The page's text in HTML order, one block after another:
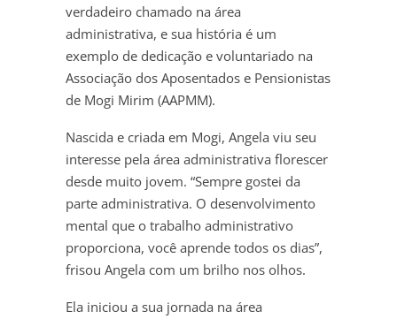
verdadeiro chamado na área
administrativa, e sua história é um
exemplo de dedicação e voluntariado na
Associação dos Aposentados e Pensionistas
de Mogi Mirim (AAPMM).
Nascida e criada em Mogi, Angela viu seu
interesse pela área administrativa florescer
desde muito jovem. “Sempre gostei da
parte administrativa. O desenvolvimento
mental que o trabalho administrativo
proporciona, você aprende todos os dias”,
frisou Angela com um brilho nos olhos.
Ela iniciou a sua jornada na área